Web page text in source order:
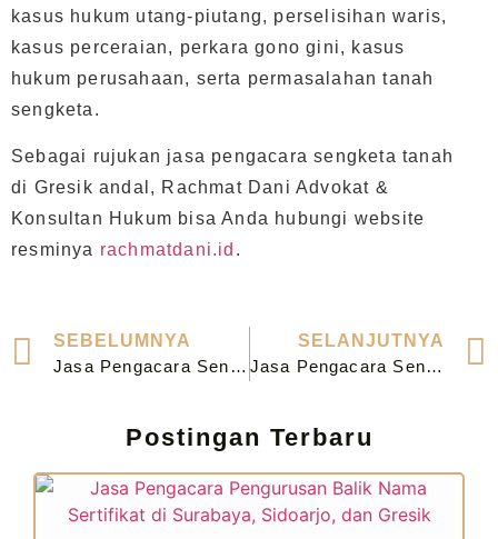
kasus hukum utang-piutang, perselisihan waris,
kasus perceraian, perkara gono gini, kasus
hukum perusahaan, serta permasalahan tanah
sengketa.
Sebagai rujukan jasa pengacara sengketa tanah
di Gresik andal, Rachmat Dani Advokat &
Konsultan Hukum bisa Anda hubungi website
resminya rachmatdani.id .
SEBELUMNYA
Jasa Pengacara Sengketa Tanah di Bangil
SELANJUTNYA
Jasa Pengacara Sengketa Tanah di Jombang
Postingan Terbaru